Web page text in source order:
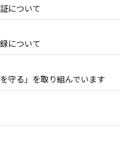
について
について
守る」を取り組んでいます